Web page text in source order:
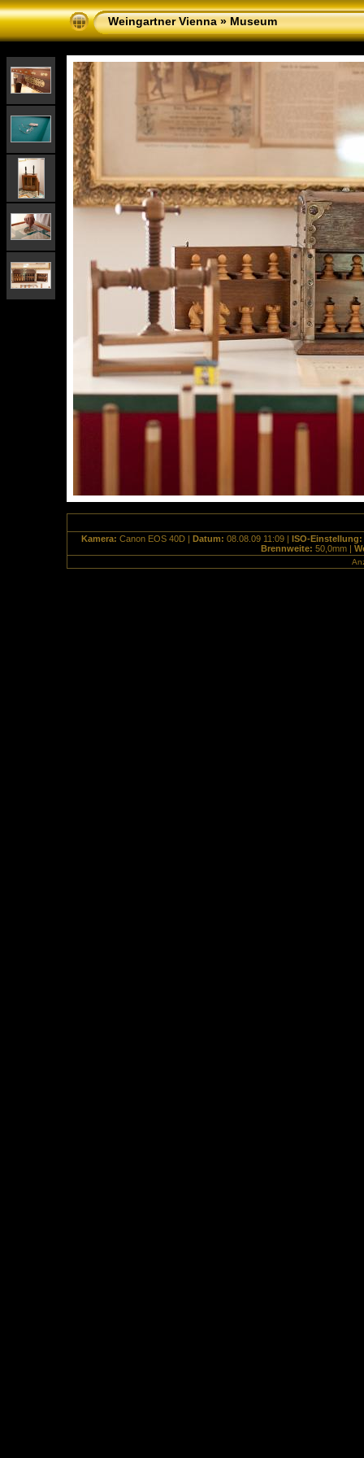
Weingartner Vienna»Museum
Kamera: Canon EOS 40D | Datum: 08.08.09 11:09 | ISO-Einstellung:
Brennweite: 50,0mm |